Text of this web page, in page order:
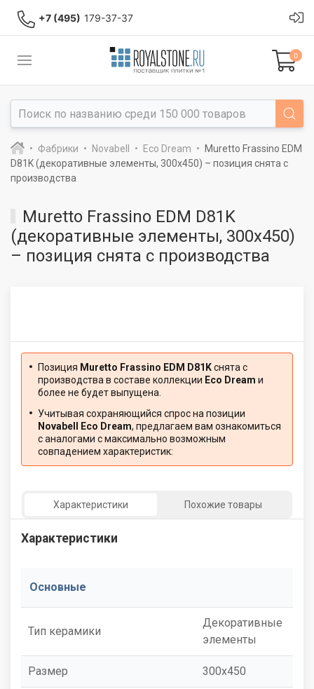
+7 (495) 179-37-37
0
Фабрики Novabell Eco Dream
Muretto Frassino EDM
D81K (декоративные элементы, 300x450) – позиция снята с
производства
Muretto Frassino EDM D81K
(декоративные элементы, 300x450)
– позиция снята с производства
Позиция Muretto Frassino EDM D81Kснята с
производства в составе коллекции Eco Dream и
более не будет выпущена.
Учитывая сохраняющийся спрос на позиции
Novabell Eco Dream, предлагаем вам ознакомиться
с аналогами с максимально возможным
совпадением характеристик:
Характеристики Похожие товары
Характеристики
Основные
Тип керамики
Декоративные
элементы
Размер 300x450